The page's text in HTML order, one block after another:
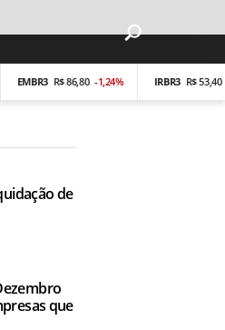
R$ 86,80 -1,24% R$ 53,40 -
de
que